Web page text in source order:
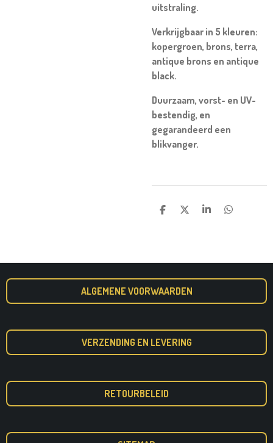
uitstraling.
Verkrijgbaar in 5 kleuren:
kopergroen, brons, terra,
antique brons en antique
black.
Duurzaam, vorst- en UV-
bestendig, en
gegarandeerd een
blikvanger.
D
D
S
D
ALGEMENE VOORWAARDEN
VERZENDING EN LEVERING
RETOURBELEID